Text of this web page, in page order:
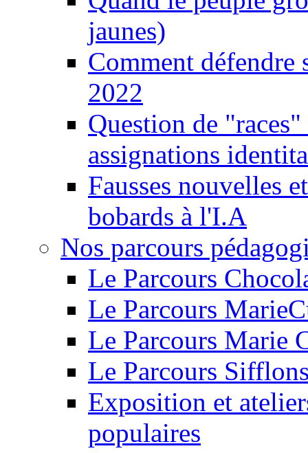
jaunes)
Comment défendre
2022
Question de
assignations
Fausses nouvelles
bobards à l'I.A
Nos parcours
Le Parcours
Le Parcours
Le Parcours Marie
Le Parcours
Exposition et
populaires